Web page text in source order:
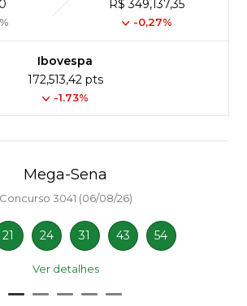
R$ 349,137,35
-0,27%
Ibovespa
172,513,42 pts
-1.73%
Mega-Sena
Concurso 3041 (06/08/26)
21 24 31 43 54
Ver detalhes